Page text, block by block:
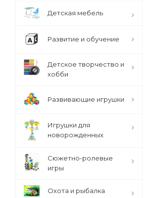
Детская мебель
Развитие и обучение
Детское творчество и
хобби
Развивающие игрушки
Игрушки для
новорожденных
Сюжетно-ролевые
игры
Охота и рыбалка